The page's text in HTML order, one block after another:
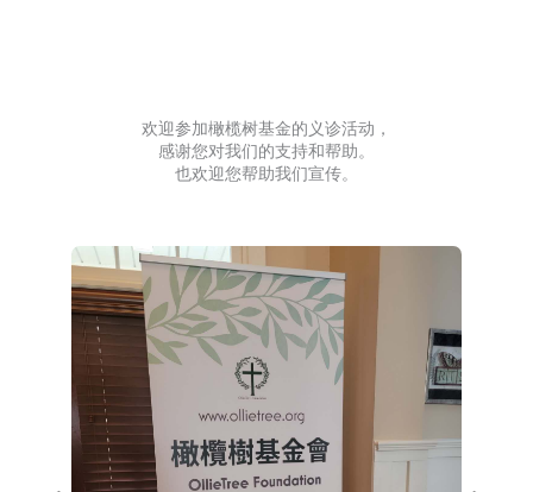
欢迎参加橄榄树基金的义诊活动，
感谢您对我们的支持和帮助。
也欢迎您帮助我们宣传。